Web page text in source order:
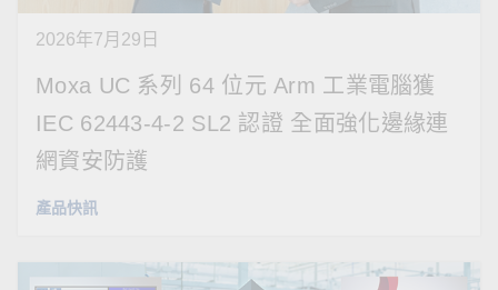
2026年7月29日
Moxa UC 系列 64 位元 Arm 工業電腦獲
IEC 62443-4-2 SL2 認證 全面強化邊緣連
網資安防護
產品快訊